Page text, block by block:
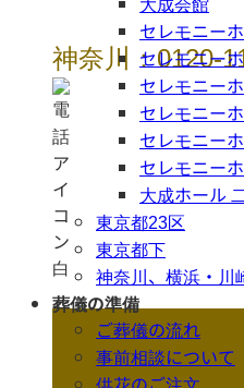
神奈川：0120-
セレモニー
セレモニー
セレモニー
セレモニー
セレモニー
セレモニー
大成ホール
東京都23区
東京都下
神奈川、横浜・川
葬儀の準備
ご葬儀の流れ
事前相談について